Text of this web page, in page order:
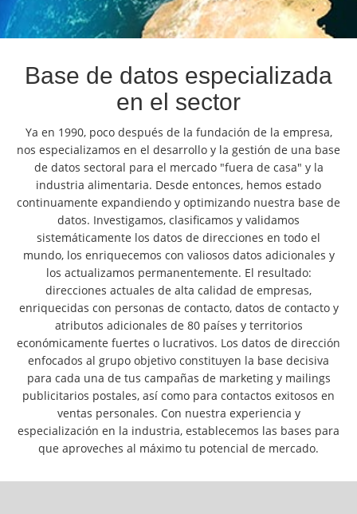
Base de datos especializada
en el sector
Ya en 1990, poco después de la fundación de la empresa,
nos especializamos en el desarrollo y la gestión de una base
de datos sectoral para el mercado "fuera de casa" y la
industria alimentaria. Desde entonces, hemos estado
continuamente expandiendo y optimizando nuestra base de
datos. Investigamos, clasificamos y validamos
sistemáticamente los datos de direcciones en todo el
mundo, los enriquecemos con valiosos datos adicionales y
los actualizamos permanentemente. El resultado:
direcciones actuales de alta calidad de empresas,
enriquecidas con personas de contacto, datos de contacto y
atributos adicionales de 80 países y territorios
económicamente fuertes o lucrativos. Los datos de dirección
enfocados al grupo objetivo constituyen la base decisiva
para cada una de tus campañas de marketing y mailings
publicitarios postales, así como para contactos exitosos en
ventas personales. Con nuestra experiencia y
especialización en la industria, establecemos las bases para
que aproveches al máximo tu potencial de mercado.